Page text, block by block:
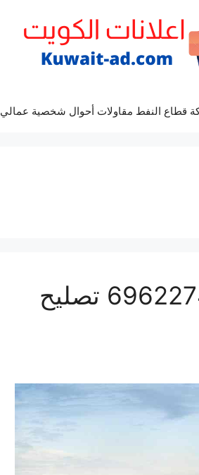
قطاع النفط مقاولات أحوال شخصية عمالي
كراج ميكانيكي سيارة سورينتو 69622745 تصليح